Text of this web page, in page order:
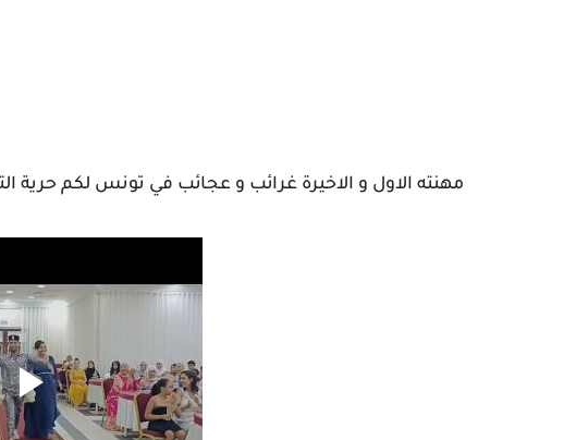
مهنته الاول و الاخيرة غرائب و عجائب في تونس لكم حرية